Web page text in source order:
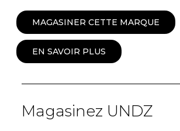
MAGASINER CETTE MARQUE
EN SAVOIR PLUS
Magasinez UNDZ